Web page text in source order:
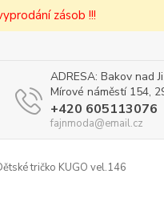
zásob !!!
ADRESA: Bakov nad
Mírové náměstí 154,
+420 605113076
fajnmoda@email.cz
tričko KUGO vel.146